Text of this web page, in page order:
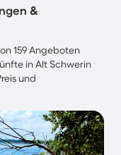
&
159 Angeboten
in Alt Schwerin
und